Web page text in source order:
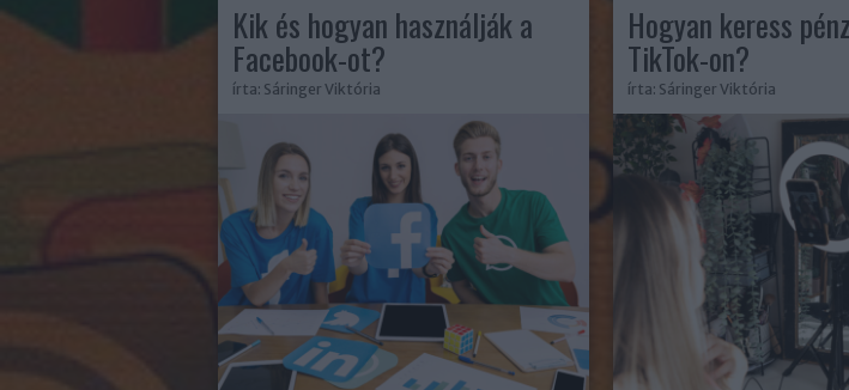
Kik és hogyan használják a
Facebook-ot?
írta: Sáringer Viktória
Hogyan keress
TikTok-on?
írta: Sáringer Viktória